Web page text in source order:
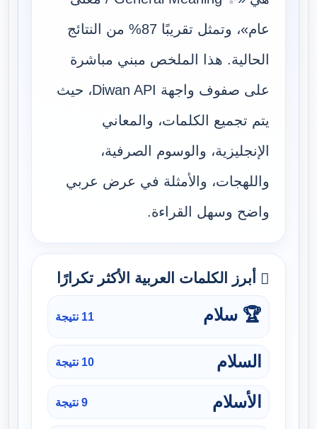
عام»، وتمثل تقريبًا 87% من النتائج
الحالية. هذا الملخص مبني مباشرة
على صفوف واجهة Diwan API، حيث
يتم تجميع الكلمات، والمعاني
الإنجليزية، والوسوم الصرفية،
واللهجات، والأمثلة في عرض عربي
واضح وسهل القراءة.
أبرز الكلمات العربية الأكثر تكرارًا
🏆 سلام 11 نتيجة
السلام 10 نتيجة
الأسلام 9 نتيجة